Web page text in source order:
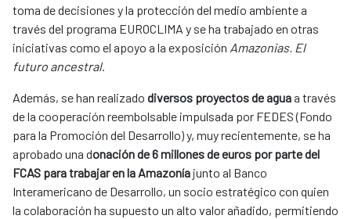
toma de decisiones y la protección del medio ambiente a
través del programa EUROCLIMA y se ha trabajado en otras
iniciativas como el apoyo a la exposición Amazonias. El
futuro ancestral.
Además, se han realizado diversos proyectos de aguaa través
de la cooperación reembolsable impulsada por FEDES (Fondo
para la Promoción del Desarrollo) y, muy recientemente, se ha
aprobado una donación de 6 millones de euros por parte del
FCAS para trabajar en la Amazonía junto al Banco
Interamericano de Desarrollo, un socio estratégico con quien
la colaboración ha supuesto un alto valor añadido, permitiendo